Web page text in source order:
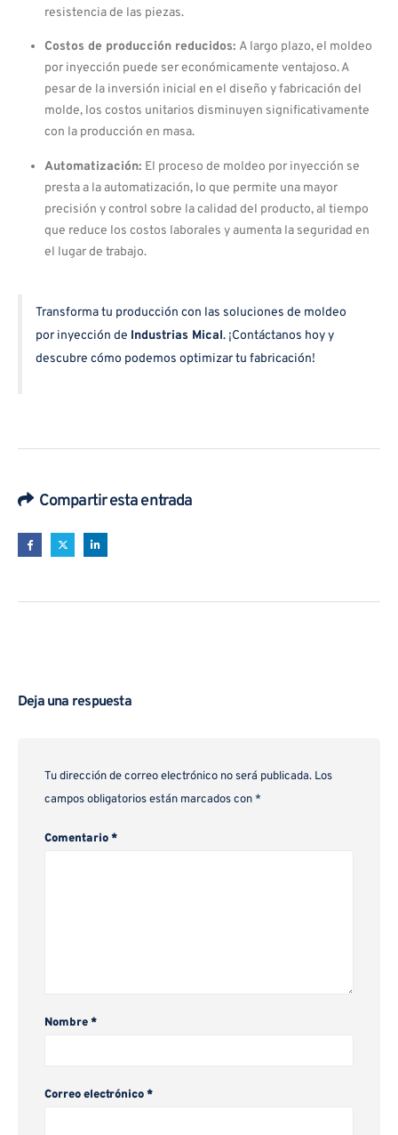
resistencia de las piezas.
Costos de producción reducidos: A largo plazo, el moldeo
por inyección puede ser económicamente ventajoso. A
pesar de la inversión inicial en el diseño y fabricación del
molde, los costos unitarios disminuyen significativamente
con la producción en masa.
Automatización: El proceso de moldeo por inyección se
presta a la automatización, lo que permite una mayor
precisión y control sobre la calidad del producto, al tiempo
que reduce los costos laborales y aumenta la seguridad en
el lugar de trabajo.
Transforma tu producción con las soluciones de moldeo
por inyección de Industrias Mical. ¡Contáctanos hoy y
descubre cómo podemos optimizar tu fabricación!
Compartir esta entrada
Deja una respuesta
Tu dirección de correo electrónico no será publicada. Los
campos obligatorios están marcados con *
Comentario*
Nombre*
Correo electrónico*